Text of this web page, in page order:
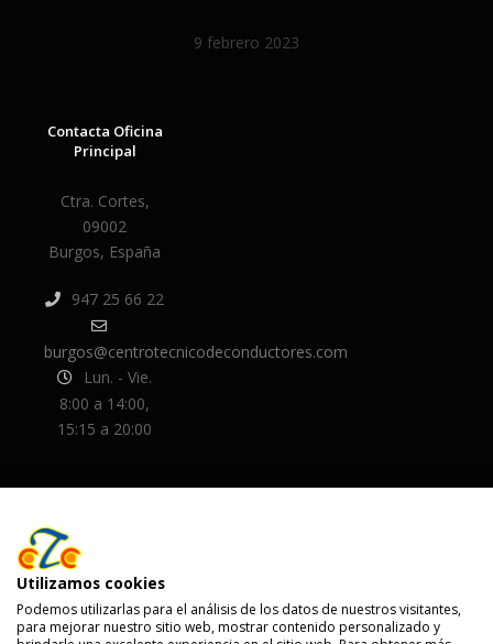
9 febrero 2023
Contacta Oficina
Principal
Ctra. Cortes,
09002
Burgos, España
947 25 66 22
burgos@centrotecnicodeconductores.com
Lun. - Vie.
8:00 a 14:00,
15:15 a 20:00
Utilizamos cookies
Podemos utilizarlas para el análisis de los datos de nuestros visitantes,
para mejorar nuestro sitio web, mostrar contenido personalizado y